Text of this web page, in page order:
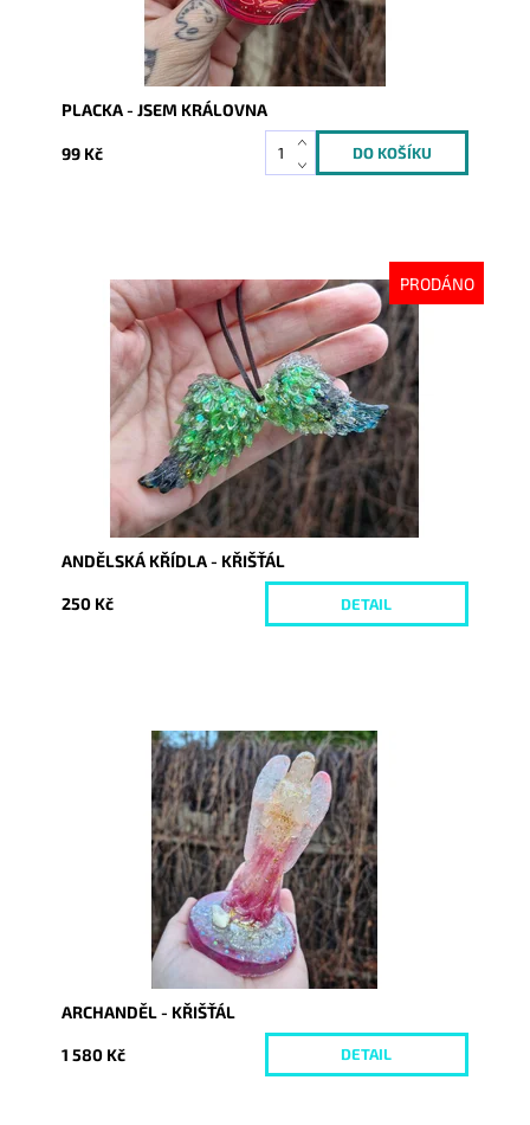
PLACKA - JSEM KRÁLOVNA
99 Kč
PRODÁNO
Dostupnost:
Vyprodáno
10441
ANDĚLSKÁ KŘÍDLA - KŘIŠŤÁL
250 Kč DETAIL
Dostupnost:
Vyprodáno
10496
ARCHANDĚL - KŘIŠŤÁL
1 580 Kč DETAIL